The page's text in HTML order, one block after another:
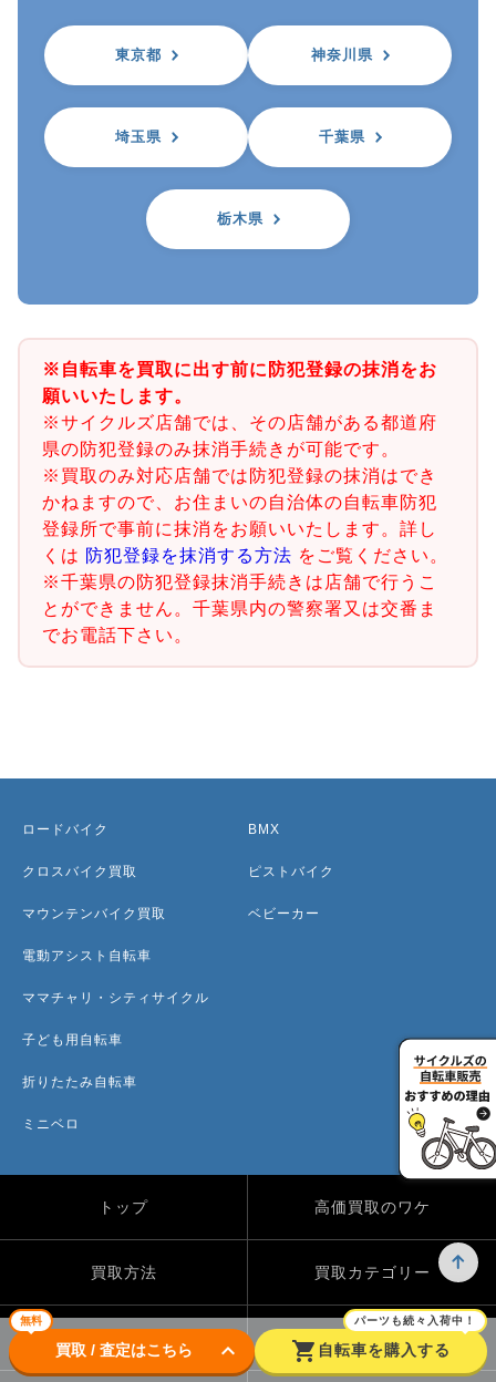
東京都 神奈川県
埼玉県 千葉県
栃木県
※自転車を買取に出す前に防犯登録の抹消をお
願いいたします。
※サイクルズ店舗では、その店舗がある都道府
県の防犯登録のみ抹消手続きが可能です。
※買取のみ対応店舗では防犯登録の抹消はでき
かねますので、お住まいの自治体の自転車防犯
登録所で事前に抹消をお願いいたします。詳し
くは 防犯登録を抹消する方法 をご覧ください。
※千葉県の防犯登録抹消手続きは店舗で行うこ
とができません。千葉県内の警察署又は交番ま
でお電話下さい。
無料
買取 / 査定はこちら keyboard_arrow_down shopping_cart
パーツも続々入荷中！
自転車を購入する
ロードバイク
クロスバイク買取
マウンテンバイク買取
電動アシスト自転車
ママチャリ・シティサイクル
子ども用自転車
折りたたみ自転車
ミニベロ
BMX
ピストバイク
ベビーカー
トップ 高価買取のワケ
買取方法 買取カテゴリー
買取実績 自転車のコラム